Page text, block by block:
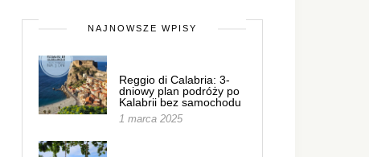
NAJNOWSZE WPISY
Reggio di Calabria: 3-
dniowy plan podróży po
Kalabrii bez samochodu
1 marca 2025